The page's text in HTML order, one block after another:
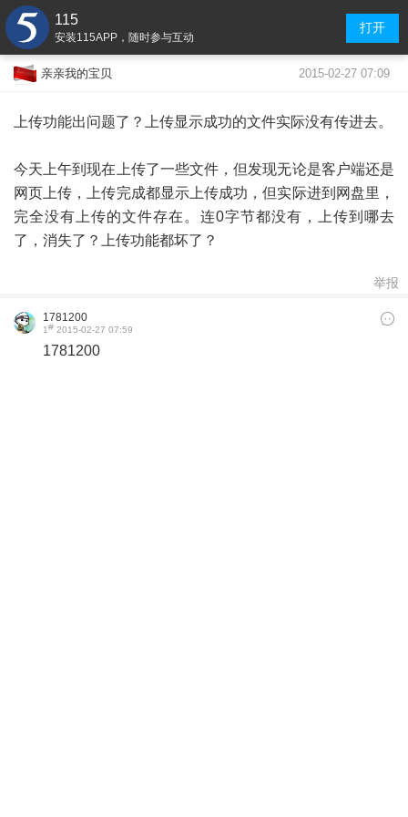
115
安装115APP，随时参与互动
打开
亲亲我的宝贝 2015-02-27 07:09
上传功能出问题了？上传显示成功的文件实际没有传进去。
今天上午到现在上传了一些文件，但发现无论是客户端还是
网页上传，上传完成都显示上传成功，但实际进到网盘里，
完全没有上传的文件存在。连0字节都没有，上传到哪去
了，消失了？上传功能都坏了？
举报
1781200
1# 2015-02-27 07:59
1781200